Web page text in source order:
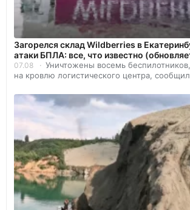
Загорелся склад Wildberries в
атаки БПЛА: все, что известно
07.08
Уничтожены восемь
на кровлю логистического центра,